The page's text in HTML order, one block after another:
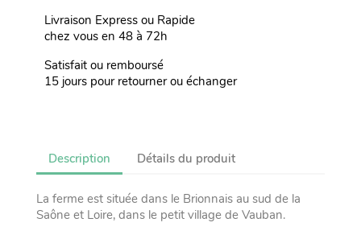
Livraison Express ou Rapide
chez vous en 48 à 72h
Satisfait ou remboursé
15 jours pour retourner ou échanger
Description Détails du produit
La ferme est située dans le Brionnais au sud de la
Saône et Loire, dans le petit village de Vauban.